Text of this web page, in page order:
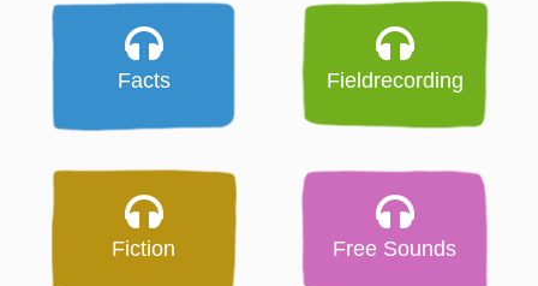
Facts Fieldrecording
Fiction Free Sounds